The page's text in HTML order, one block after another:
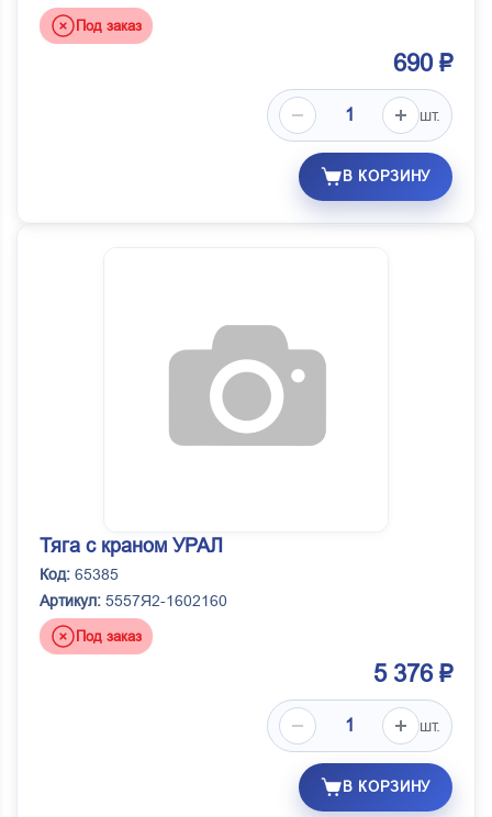
Под заказ
690 ₽
шт.
В КОРЗИНУ
Тяга с краном УРАЛ
Код: 65385
Артикул: 5557Я2-1602160
Под заказ
5 376 ₽
шт.
В КОРЗИНУ